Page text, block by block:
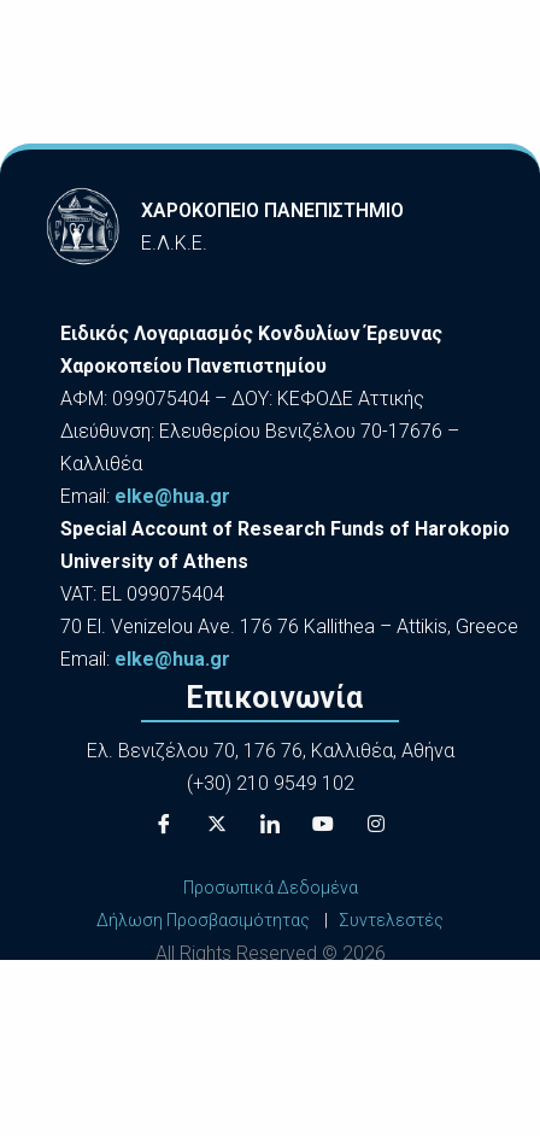
ΧΑΡΟΚΟΠΕΙΟ ΠΑΝΕΠΙΣΤΗΜΙΟ
Ε.Λ.Κ.Ε.
Ειδικός Λογαριασμός Κονδυλίων Έρευνας
Χαροκοπείου Πανεπιστημίου
ΑΦΜ: 099075404 – ΔΟΥ: ΚΕΦΟΔΕ Αττικής
Διεύθυνση: Ελευθερίου Βενιζέλου 70-17676 –
Καλλιθέα
Εmail: elke@hua.gr
Special Account of Research Funds of Harokopio
University of Athens
VAT: EL 099075404
70 El. Venizelou Ave. 176 76 Kallithea – Attikis, Greece
Εmail: elke@hua.gr
Επικοινωνία
Ελ. Βενιζέλου 70, 176 76, Καλλιθέα, Αθήνα
(+30) 210 9549 102
Προσωπικά Δεδομένα
Δήλωση Προσβασιμότητας
Συντελεστές
All Rights Reserved © 2026